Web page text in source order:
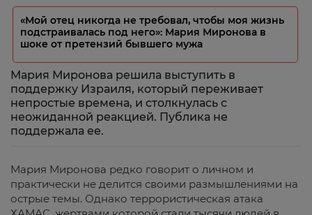
«Мой отец никогда не требовал, чтобы моя жизнь
подстраивалась под него»: Мария Миронова в
шоке от претензий бывшего мужа
Мария Миронова решила выступить в
поддержку Израиля, который переживает
непростые времена, и столкнулась с
неожиданной реакцией. Публика не
поддержала ее.
Мария Миронова редко говорит о личном и
практически не делится своими размышлениями на
острые темы. Однако террористическая атака